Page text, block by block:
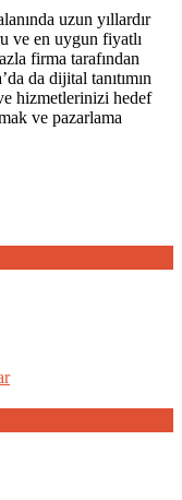
uzun yıllardır
ve en uygun fiyatlı
firma tarafından
da dijital tanıtımın
hizmetlerinizi hedef
ve pazarlama